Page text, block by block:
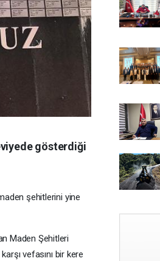
gösterdiği
şehitlerini yine
Maden Şehitleri
vefasını bir kere